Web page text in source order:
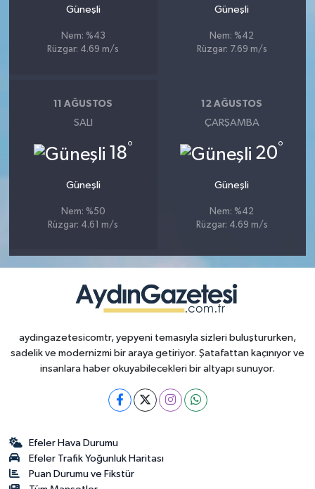
Güneşli
Nem: %43
Rüzgar: 4.69 m/s
Güneşli
Nem: %42
Rüzgar: 7.69 m/s
11 AĞUSTOS
SALI
18°
Güneşli
Nem: %50
Rüzgar: 4.61 m/s
12 AĞUSTOS
ÇARŞAMBA
20°
Güneşli
Nem: %42
Rüzgar: 4.69 m/s
aydingazetesicomtr, yepyeni temasıyla sizleri buluştururken,
sadelik ve modernizmi bir araya getiriyor. Şatafattan kaçınıyor ve
insanlara haber okuyabilecekleri bir altyapı sunuyor.
Efeler Hava Durumu
Efeler Trafik Yoğunluk Haritası
Puan Durumu ve Fikstür